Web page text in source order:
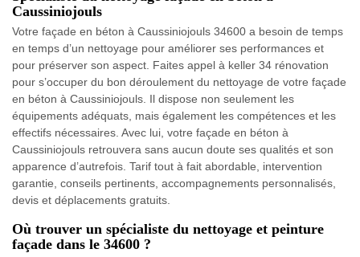
Caussiniojouls
Votre façade en béton à Caussiniojouls 34600 a besoin de temps
en temps d’un nettoyage pour améliorer ses performances et
pour préserver son aspect. Faites appel à keller 34 rénovation
pour s’occuper du bon déroulement du nettoyage de votre façade
en béton à Caussiniojouls. Il dispose non seulement les
équipements adéquats, mais également les compétences et les
effectifs nécessaires. Avec lui, votre façade en béton à
Caussiniojouls retrouvera sans aucun doute ses qualités et son
apparence d’autrefois. Tarif tout à fait abordable, intervention
garantie, conseils pertinents, accompagnements personnalisés,
devis et déplacements gratuits.
Où trouver un spécialiste du nettoyage et peinture
façade dans le 34600 ?